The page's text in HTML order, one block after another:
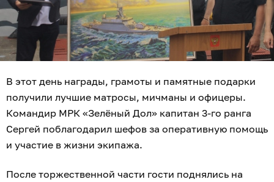
В этот день награды, грамоты и памятные подарки
получили лучшие матросы, мичманы и офицеры.
Командир МРК «Зелёный Дол» капитан 3-го ранга
Сергей поблагодарил шефов за оперативную помощь
и участие в жизни экипажа.
После торжественной части гости поднялись на